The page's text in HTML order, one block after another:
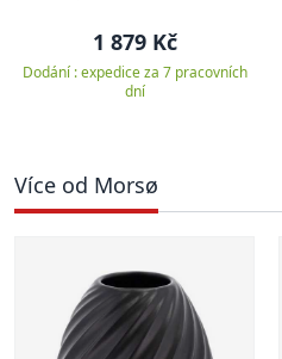
1 879 Kč
Dodání : expedice za 7 pracovních
dní
Více od Morsø